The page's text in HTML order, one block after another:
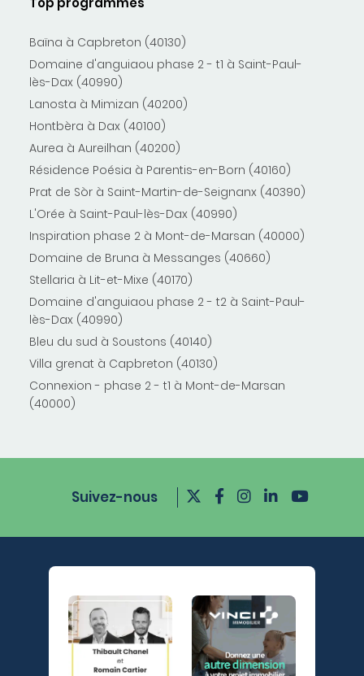
Baïna à Capbreton (40130)
Domaine d'anguiaou phase 2 - t1 à Saint-Paul-
lès-Dax (40990)
Lanosta à Mimizan (40200)
Hontbèra à Dax (40100)
Aurea à Aureilhan (40200)
Résidence Poésia à Parentis-en-Born (40160)
Prat de Sòr à Saint-Martin-de-Seignanx (40390)
L'Orée à Saint-Paul-lès-Dax (40990)
Inspiration phase 2 à Mont-de-Marsan (40000)
Domaine de Bruna à Messanges (40660)
Stellaria à Lit-et-Mixe (40170)
Domaine d'anguiaou phase 2 - t2 à Saint-Paul-
lès-Dax (40990)
Bleu du sud à Soustons (40140)
Villa grenat à Capbreton (40130)
Connexion - phase 2 - t1 à Mont-de-Marsan
(40000)
Suivez-nous